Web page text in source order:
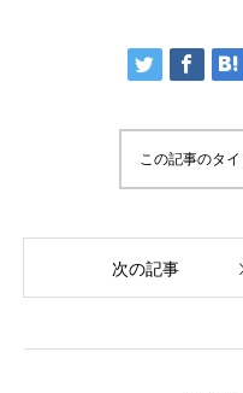
この記事のタ
次の記事